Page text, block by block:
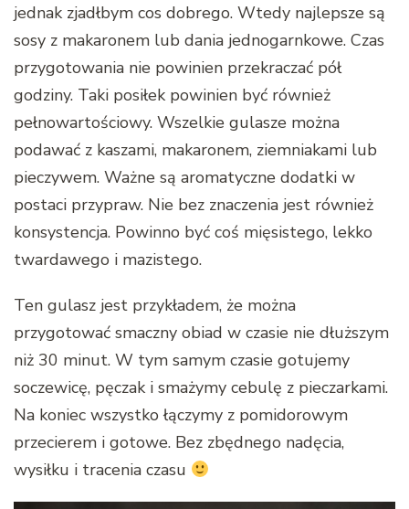
jednak zjadłbym cos dobrego. Wtedy najlepsze są
sosy z makaronem lub dania jednogarnkowe. Czas
przygotowania nie powinien przekraczać pół
godziny. Taki posiłek powinien być również
pełnowartościowy. Wszelkie gulasze można
podawać z kaszami, makaronem, ziemniakami lub
pieczywem. Ważne są aromatyczne dodatki w
postaci przypraw. Nie bez znaczenia jest również
konsystencja. Powinno być coś mięsistego, lekko
twardawego i mazistego.
Ten gulasz jest przykładem, że można
przygotować smaczny obiad w czasie nie dłuższym
niż 30 minut. W tym samym czasie gotujemy
soczewicę, pęczak i smażymy cebulę z pieczarkami.
Na koniec wszystko łączymy z pomidorowym
przecierem i gotowe. Bez zbędnego nadęcia,
wysiłku i tracenia czasu